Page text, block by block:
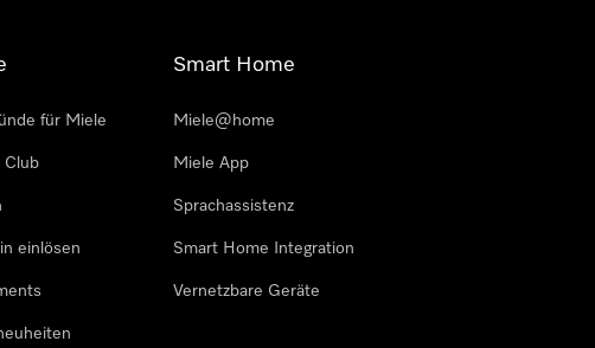
für Miele
Club
einlösen
Smart Home
Miele@home
Miele App
Sprachassistenz
Smart Home Integration
Vernetzbare Geräte